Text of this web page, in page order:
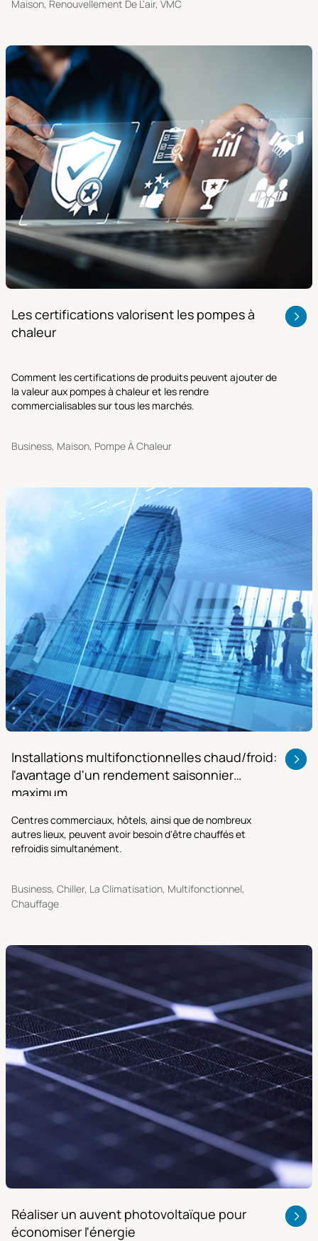
Maison, Renouvellement De L'air, VMC
Les certifications valorisent les pompes à
chaleur
Comment les certifications de produits peuvent ajouter de
la valeur aux pompes à chaleur et les rendre
commercialisables sur tous les marchés.
Business, Maison, Pompe À Chaleur
Installations multifonctionnelles chaud/froid:
l'avantage d'un rendement saisonnier
maximum
Centres commerciaux, hôtels, ainsi que de nombreux
autres lieux, peuvent avoir besoin d'être chauffés et
refroidis simultanément.
Business, Chiller, La Climatisation, Multifonctionnel,
Chauffage
Réaliser un auvent photovoltaïque pour
économiser l'énergie